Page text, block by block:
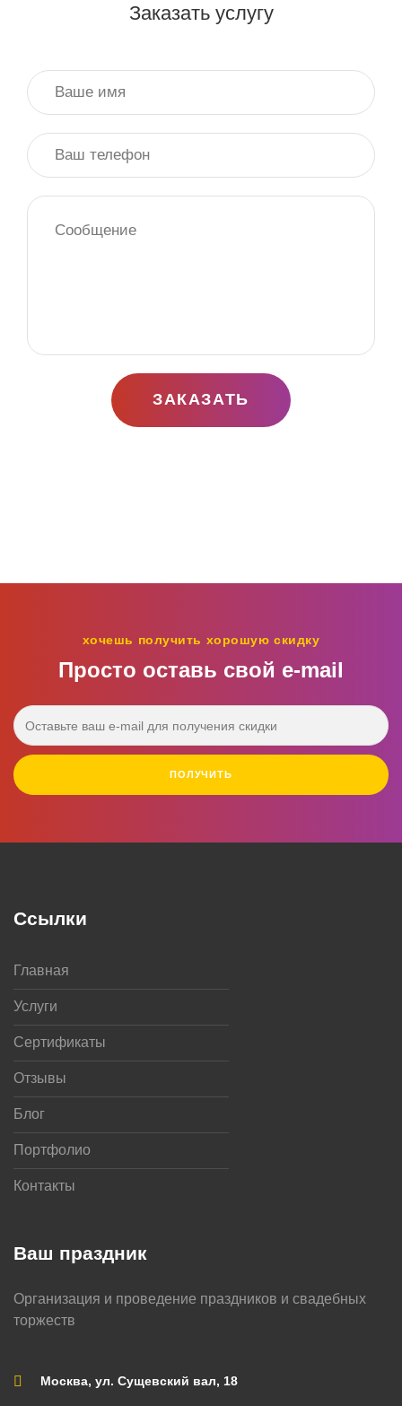
Заказать услугу
ЗАКАЗАТЬ
хочешь получить хорошую скидку
Просто оставь свой e‑mail
ПОЛУЧИТЬ
Ваш праздник
Организация и проведение праздников и свадебных
торжеств
Москва, ул. Сущевский вал, 18
Ссылки
Главная
Услуги
Сертификаты
Отзывы
Блог
Портфолио
Контакты